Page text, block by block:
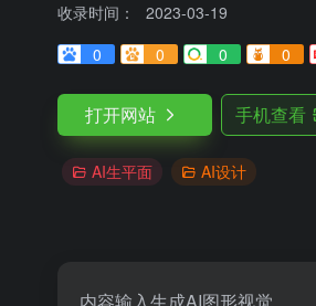
收录时间：
2023-03-19
0
0 0 0
打开网站 手机查看
AI生平面 AI设计